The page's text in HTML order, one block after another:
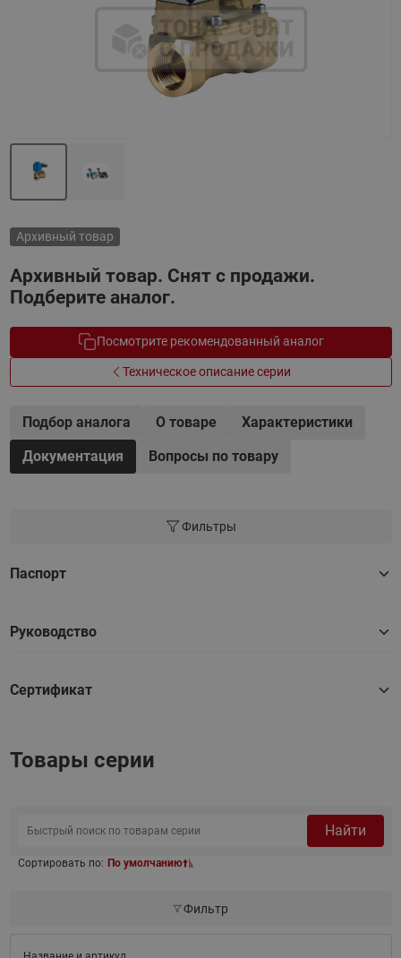
Архивный товар
Архивный товар. Снят с продажи.
Подберите аналог.
Посмотрите рекомендованный аналог
Техническое описание серии
Подбор аналога О товаре
Характеристики
Документация
Вопросы по товару
Фильтры
Паспорт
Руководство
Сертификат
Товары серии
Найти
Сортировать по: По умолчанию
Фильтр